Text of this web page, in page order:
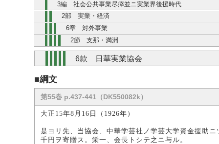
3編 社会公共事業尽瘁並ニ実業界後援時代
2部 実業・経済
6章 対外事業
2節 支那・満洲
6款 日華実業協会
■綱文
第55巻 p.437-441（DK550082k）
大正15年8月16日（1926年）
是ヨリ先、当協会、中華学芸社ノ学芸大学資金援助
千円ヲ寄贈ス。栄一、会長トシテ之ニ与ル。